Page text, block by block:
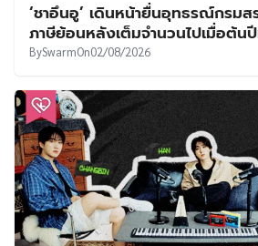
‘ชาอึนอู’ เดินหน้ายื่นอุทธรณ์กรมส
ภาษีย้อนหลังเต็มจำนวนไปเมื่อต้น
BySwarmOn02/08/2026